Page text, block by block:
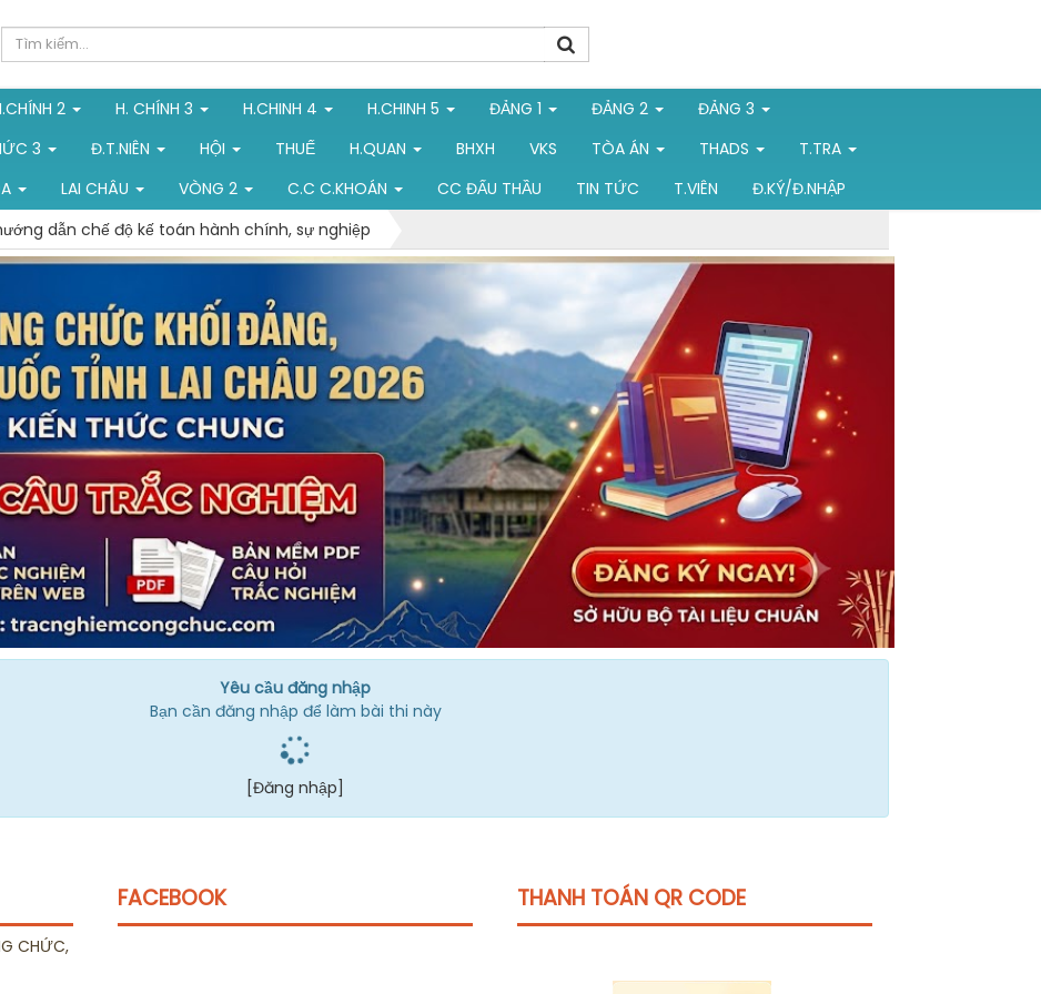
2 H. CHÍNH 3 H.CHINH 4 H.CHINH 5 ĐẢNG 1 ĐẢNG 2
ĐẢNG 3
3 Đ.T.NIÊN HỘI THUẾ H.QUAN BHXH VKS TÒA ÁN THADS
T.TRA
LAI CHÂU VÒNG 2 C.C C.KHOÁN CC ĐẤU THẦU TIN TỨC T.VIÊN
Đ.KÝ/Đ.NHẬP
dẫn chế độ kế toán hành chính, sự nghiệp
Yêu cầu đăng nhập
Bạn cần đăng nhập để làm bài thi này
[Đăng nhập]
CHỨC,
FACEBOOK THANH TOÁN QR CODE